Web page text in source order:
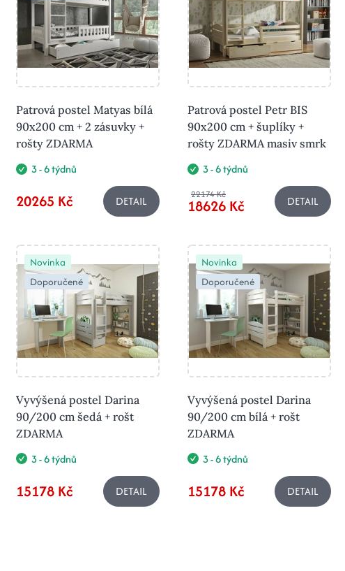
Patrová postel Matyas bílá
90x200 cm + 2 zásuvky +
rošty ZDARMA
3 - 6 týdnů
20265 Kč DETAIL
Patrová postel Petr BIS
90x200 cm + šuplíky +
rošty ZDARMA masiv smrk
3 - 6 týdnů
22174 Kč
18626 Kč DETAIL
Novinka
Doporučené
Vyvýšená postel Darina
90/200 cm šedá + rošt
ZDARMA
3 - 6 týdnů
15178 Kč DETAIL
Novinka
Doporučené
Vyvýšená postel Darina
90/200 cm bílá + rošt
ZDARMA
3 - 6 týdnů
15178 Kč DETAIL